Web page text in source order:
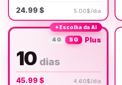
24.99 $ 5.00$/dia
✦Escolha da AI
4G 5G Plus
10 dias
45.99 $ 4.60$/dia